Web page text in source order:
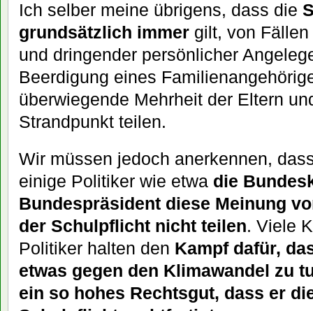
Ich selber meine übrigens, dass die
grundsätzlich immer gilt, von
und dringender persönlicher
Beerdigung eines
überwiegende Mehrheit der Eltern
Strandpunkt teilen.
Wir müssen jedoch anerkennen,
einige Politiker wie etwa die
Bundespräsident diese Meinung
der Schulpflicht nicht teilen. Viele
Politiker halten den Kampf dafür,
etwas gegen den Klimawandel zu
ein so hohes Rechtsgut, dass er